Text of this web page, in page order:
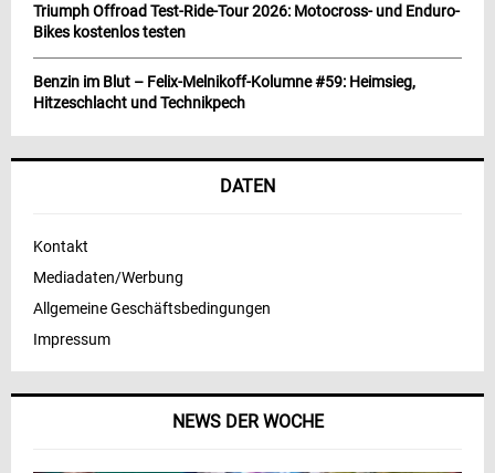
NEWS DER WOCHE
Triumph Offroad Test-Ride-Tour 2026: Motocross- und Enduro-
Bikes kostenlos testen
Benzin im Blut – Felix-Melnikoff-Kolumne #59: Heimsieg,
Hitzeschlacht und Technikpech
DATEN
Kontakt
Mediadaten/Werbung
Allgemeine Geschäftsbedingungen
Impressum